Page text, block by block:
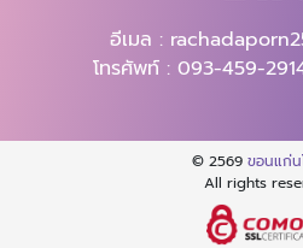
อีเมล :
โทรศัพท์ : 093-459-
© 2569ขอนแก่น
All rights